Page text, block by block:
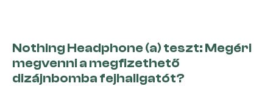
Nothing Headphone (a) teszt: Megéri
megvenni a megfizethető
dizájnbomba fejhallgatót?